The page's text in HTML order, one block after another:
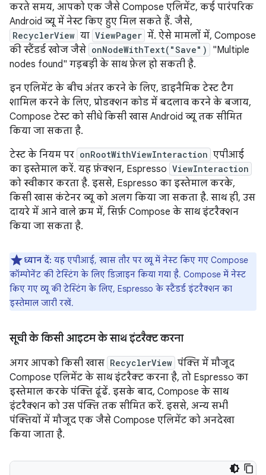
करते समय, आपको एक जैसे Compose एलिमेंट, कई पारंपरिक
Android व्यू में नेस्ट किए हुए मिल सकते हैं. जैसे,
RecyclerView या ViewPager में. ऐसे मामलों में, Compose
की स्टैंडर्ड खोज जैसे onNodeWithText("Save")
"Multiple
nodes found" गड़बड़ी के साथ फ़ेल हो सकती है.
इन एलिमेंट के बीच अंतर करने के लिए, डाइनैमिक टेस्ट टैग
शामिल करने के लिए, प्रोडक्शन कोड में बदलाव करने के बजाय,
Compose टेस्ट को सीधे किसी खास Android व्यू तक सीमित
किया जा सकता है.
टेस्ट के नियम पर onRootWithViewInteraction एपीआई
का इस्तेमाल करें. यह फ़ंक्शन, Espresso ViewInteraction
को स्वीकार करता है. इससे, Espresso का इस्तेमाल करके,
किसी खास कंटेनर व्यू को अलग किया जा सकता है. साथ ही, उस
दायरे में आने वाले क्रम में, सिर्फ़ Compose के साथ इंटरैक्शन
किया जा सकता है.
ध्यान दें: यह एपीआई, खास तौर पर व्यू में नेस्ट किए गए Compose
कॉम्पोनेंट की टेस्टिंग के लिए डिज़ाइन किया गया है. Compose में नेस्ट
किए गए व्यू की टेस्टिंग के लिए, Espresso के स्टैंडर्ड इंटरैक्शन का
इस्तेमाल जारी रखें.
सूची के किसी आइटम के साथ इंटरैक्ट करना
अगर आपको किसी खास RecyclerView पंक्ति में मौजूद
Compose एलिमेंट के साथ इंटरैक्ट करना है, तो Espresso का
इस्तेमाल करके पंक्ति ढूंढें. इसके बाद, Compose के साथ
इंटरैक्शन को उस पंक्ति तक सीमित करें. इससे, अन्य सभी
पंक्तियों में मौजूद एक जैसे Compose एलिमेंट को अनदेखा
किया जाता है.